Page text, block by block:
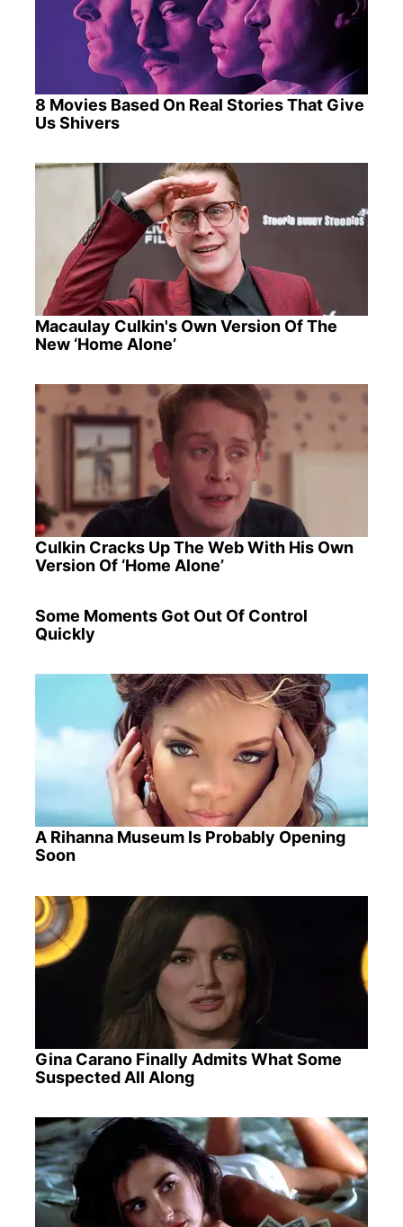
8 Movies Based On Real Stories That Give
Us Shivers
Macaulay Culkin's Own Version Of The
New ‘Home Alone’
Culkin Cracks Up The Web With His Own
Version Of ‘Home Alone’
Some Moments Got Out Of Control
Quickly
A Rihanna Museum Is Probably Opening
Soon
Gina Carano Finally Admits What Some
Suspected All Along